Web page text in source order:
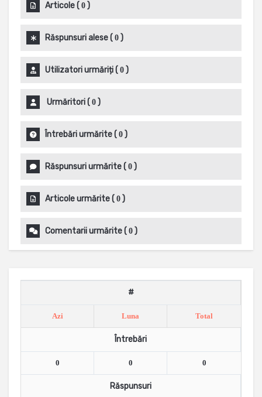
Articole( 0 )
Răspunsuri alese( 0 )
Utilizatori urmăriți( 0 )
Urmăritori( 0 )
Întrebări urmărite( 0 )
Răspunsuri urmărite( 0 )
Articole urmărite( 0 )
Comentarii urmărite( 0 )
#
Azi Luna Total
Întrebări
0 0 0
Răspunsuri